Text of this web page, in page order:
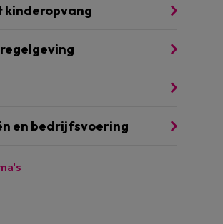
kinderopvang
en bedrijfsvoering